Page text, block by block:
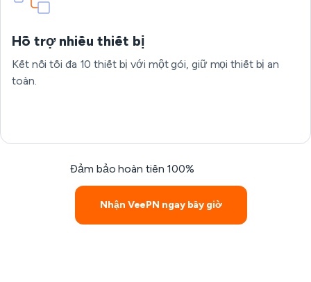
Hỗ trợ nhiều thiết bị
Kết nối tối đa 10 thiết bị với một gói, giữ mọi thiết bị an
toàn.
Đảm bảo hoàn tiền 100%
Nhận VeePN ngay bây giờ